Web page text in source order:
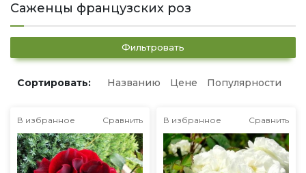
Саженцы французских роз
Фильтровать
Сортировать: Названию Цене Популярности
В избранное Сравнить В избранное Сравнить